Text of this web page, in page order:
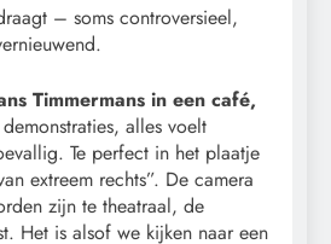
– soms controversieel,
Timmermans in een café,
alles voelt
Te perfect in het plaatje
extreem rechts”. De camera
zijn te theatraal, de
Het is alsof we kijken naar een